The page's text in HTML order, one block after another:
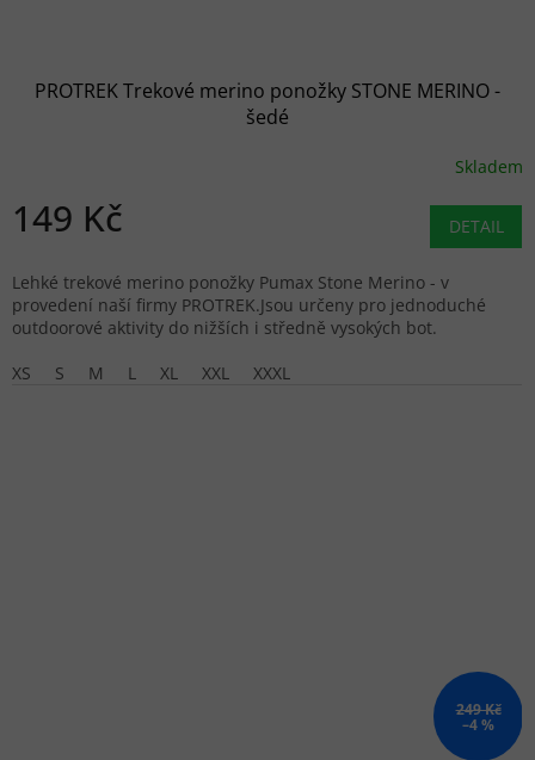
PROTREK Trekové merino ponožky STONE MERINO -
šedé
Skladem
149 Kč DETAIL
Lehké trekové merino ponožky Pumax Stone Merino - v
provedení naší firmy PROTREK.Jsou určeny pro jednoduché
outdoorové aktivity do nižších i středně vysokých bot.
XS
S M L XL XXL XXXL
249 Kč
–4 %